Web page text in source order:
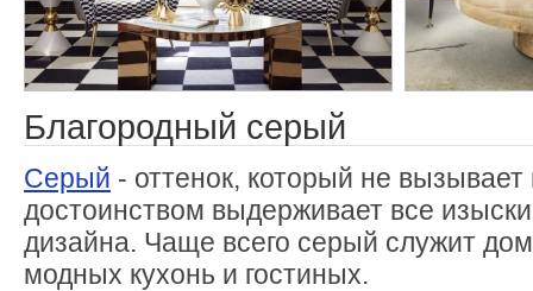
Благородный серый
Серый - оттенок, который не
достоинством выдерживает все
дизайна. Чаще всего серый служит
модных кухонь и гостиных.